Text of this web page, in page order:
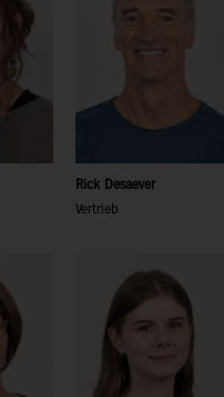
Rick Desaever
Vertrieb